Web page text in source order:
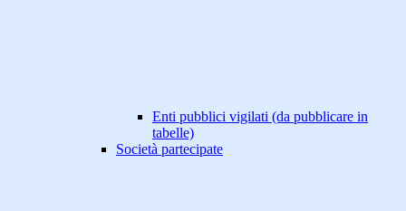
Enti pubblici vigilati (da pubblicare in
tabelle)
Società partecipate